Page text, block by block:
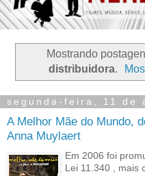
Mostrando
distribuidora.
segunda-feira, 11 de
A Melhor Mãe do Mundo,
Anna Muylaert
Em 2006 foi
Lei 11.340 , mais